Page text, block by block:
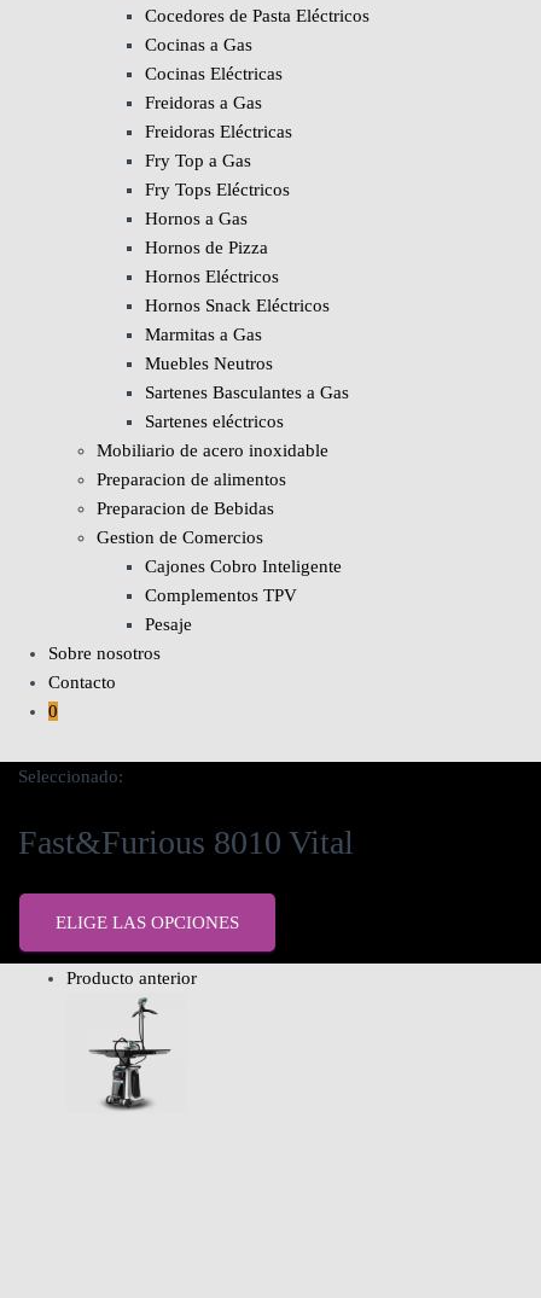
Cocedores de Pasta Eléctricos
Cocinas a Gas
Cocinas Eléctricas
Freidoras a Gas
Freidoras Eléctricas
Fry Top a Gas
Fry Tops Eléctricos
Hornos a Gas
Hornos de Pizza
Hornos Eléctricos
Hornos Snack Eléctricos
Marmitas a Gas
Muebles Neutros
Sartenes Basculantes a Gas
Sartenes eléctricos
Mobiliario de acero inoxidable
Preparacion de alimentos
Preparacion de Bebidas
Gestion de Comercios
Cajones Cobro Inteligente
Complementos TPV
Pesaje
Sobre nosotros
Contacto
0
Seleccionado:
Fast&Furious 8010 Vital
ELIGE LAS OPCIONES
Producto anterior